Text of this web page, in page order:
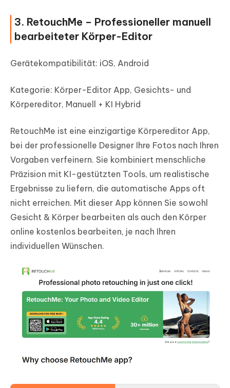
3. RetouchMe – Professioneller manuell
bearbeiteter Körper-Editor
Gerätekompatibilität: iOS, Android
Kategorie: Körper-Editor App, Gesichts- und
Körpereditor, Manuell + KI Hybrid
RetouchMe ist eine einzigartige Körpereditor App,
bei der professionelle Designer Ihre Fotos nach Ihren
Vorgaben verfeinern. Sie kombiniert menschliche
Präzision mit KI-gestützten Tools, um realistische
Ergebnisse zu liefern, die automatische Apps oft
nicht erreichen. Mit dieser App können Sie sowohl
Gesicht & Körper bearbeiten als auch den Körper
online kostenlos bearbeiten, je nach Ihren
individuellen Wünschen.